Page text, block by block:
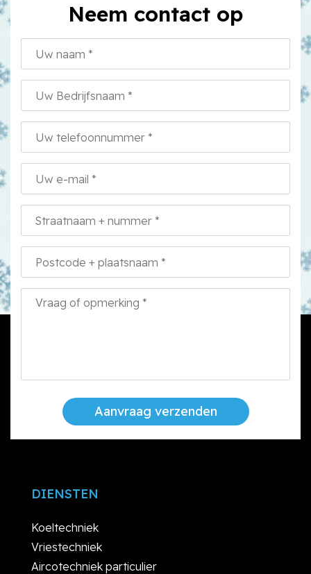
Neem contact op
Aanvraag verzenden
DIENSTEN
Koeltechniek
Vriestechniek
Aircotechniek particulier